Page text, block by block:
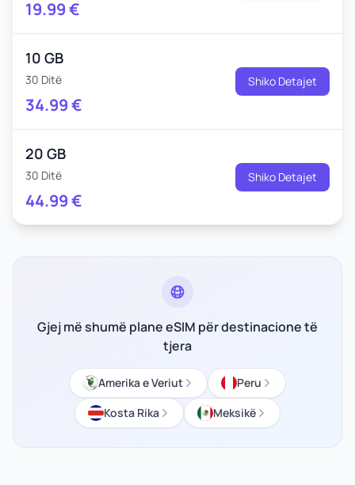
19.99€
10 GB
30 Ditë
34.99€
Shiko Detajet
20 GB
30 Ditë
44.99€
Shiko Detajet
Gjej më shumë plane eSIM për destinacione të
tjera
Amerika e Veriut
Peru
Kosta Rika
Meksikë